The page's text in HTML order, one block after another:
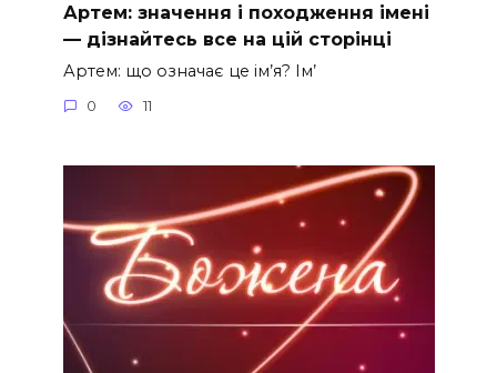
Артем: значення і походження імені
— дізнайтесь все на цій сторінці
Артем: що означає це ім’я? Ім’
0 11